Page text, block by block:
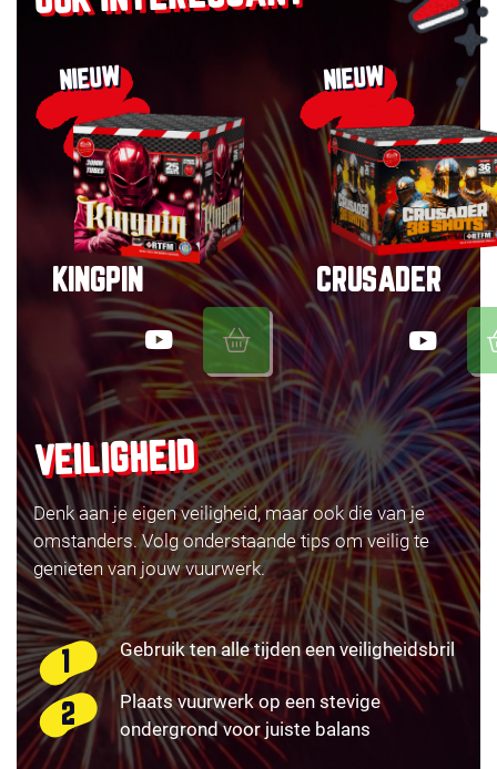
NIEUW
KINGPIN
NIEUW
CRUSADER
VEILIGHEID
Denk aan je eigen veiligheid, maar ook die van je
omstanders. Volg onderstaande tips om veilig te
genieten van jouw vuurwerk.
Gebruik ten alle tijden een veiligheidsbril
Plaats vuurwerk op een stevige
ondergrond voor juiste balans